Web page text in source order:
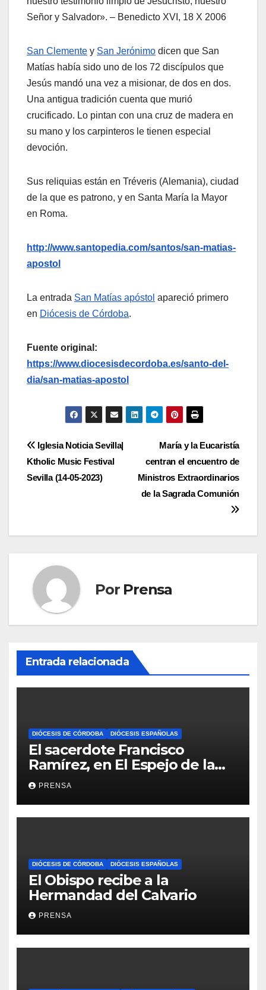
Señor y Salvador». – Benedicto XVI, 18 X 2006
San Clemente y San Jerónimo dicen que San
Matías había sido uno de los 72 discípulos que
Jesús mandó una vez a misionar, de dos en dos.
Una antigua tradición cuenta que murió
crucificado. Lo pintan con una cruz de madera en
su mano y los carpinteros le tienen especial
devoción.
Sus reliquias están en Tréveris (Alemania), ciudad
de la que es patrono, y en Santa María la Mayor
en Roma.
http://www.santopedia.com/santos/san-matias-
apostol
La entrada San Matías apóstol apareció primero
en Diócesis de Córdoba.
Fuente original:
https://www.diocesisdecordoba.es/santo-del-
dia/san-matias-apostol
Navegación
de
María y la Eucaristía
centran el encuentro de
Ministros Extraordinarios
de la Sagrada Comunión
Iglesia Noticia Sevilla|
Ktholic Music Festival
Sevilla (14-05-2023)
Por Prensa
Entrada relacionada
DIÓCESIS DE CÓRDOBA DIÓCESIS ESPAÑOLAS
El sacerdote Francisco
Ramírez, en El Espejo de la
Iglesia
PRENSA
DIÓCESIS DE CÓRDOBA DIÓCESIS ESPAÑOLAS
El Obispo recibe a la
Hermandad del Calvario
PRENSA